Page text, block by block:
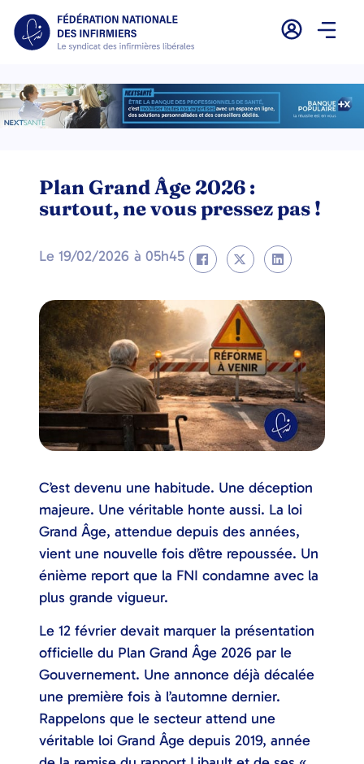
Plan Grand Âge 2026 :
surtout, ne vous pressez pas !
Le 19/02/2026 à 05h45
C’est devenu une habitude. Une déception
majeure. Une véritable honte aussi. La loi
Grand Âge, attendue depuis des années,
vient une nouvelle fois d’être repoussée. Un
énième report que la FNI condamne avec la
plus grande vigueur.
Le 12 février devait marquer la présentation
officielle du Plan Grand Âge 2026 par le
Gouvernement. Une annonce déjà décalée
une première fois à l’automne dernier.
Rappelons que le secteur attend une
véritable loi Grand Âge depuis 2019, année